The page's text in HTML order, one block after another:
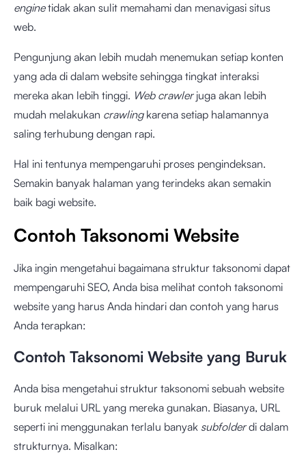
enginetidak akan sulit memahami dan menavigasi situs
web.
Pengunjung akan lebih mudah menemukan setiap konten
yang ada di dalam website sehingga tingkat interaksi
mereka akan lebih tinggi. Web crawlerjuga akan lebih
mudah melakukan crawling karena setiap halamannya
saling terhubung dengan rapi.
Hal ini tentunya mempengaruhi proses pengindeksan.
Semakin banyak halaman yang terindeks akan semakin
baik bagi website.
Contoh Taksonomi Website
Jika ingin mengetahui bagaimana struktur taksonomi dapat
mempengaruhi SEO, Anda bisa melihat contoh taksonomi
website yang harus Anda hindari dan contoh yang harus
Anda terapkan:
Contoh Taksonomi Website yang Buruk
Anda bisa mengetahui struktur taksonomi sebuah website
buruk melalui URL yang mereka gunakan. Biasanya, URL
seperti ini menggunakan terlalu banyak subfolderdi dalam
strukturnya. Misalkan: